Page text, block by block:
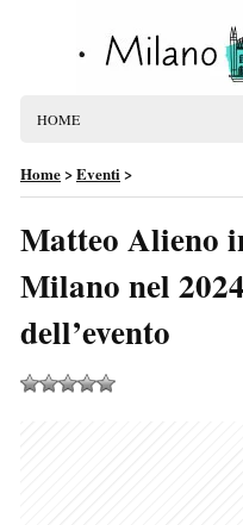
HOME
Home>Eventi>
Matteo Alieno
Milano nel
dell’evento